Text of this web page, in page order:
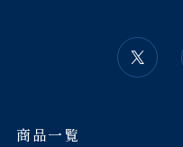
商品一覧